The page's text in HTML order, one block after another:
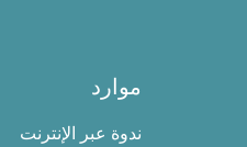
موارد
ندوة عبر الإنترنت